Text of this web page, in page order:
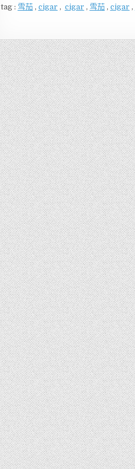
tag : 雪茄, cigar , cigar , 雪茄, cigar ,